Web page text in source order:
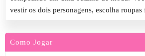
vestir os dois personagens, escolha roupas
Como Jogar